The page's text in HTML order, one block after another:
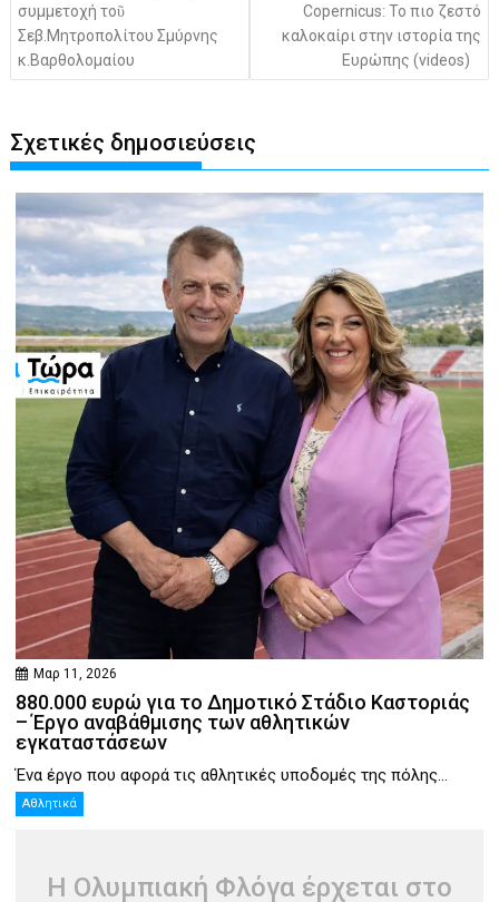
συμμετοχή τοῦ
Σεβ.Μητροπολίτου Σμύρνης
κ.Βαρθολομαίου
Copernicus: To πιο ζεστό
καλοκαίρι στην ιστορία της
Ευρώπης (videos)
Σχετικές δημοσιεύσεις
Μαρ 11, 2026
880.000 ευρώ για το Δημοτικό Στάδιο Καστοριάς
– Έργο αναβάθμισης των αθλητικών
εγκαταστάσεων
Ένα έργο που αφορά τις αθλητικές υποδομές της πόλης...
Αθλητικά
Η Ολυμπιακή Φλόγα έρχεται στο